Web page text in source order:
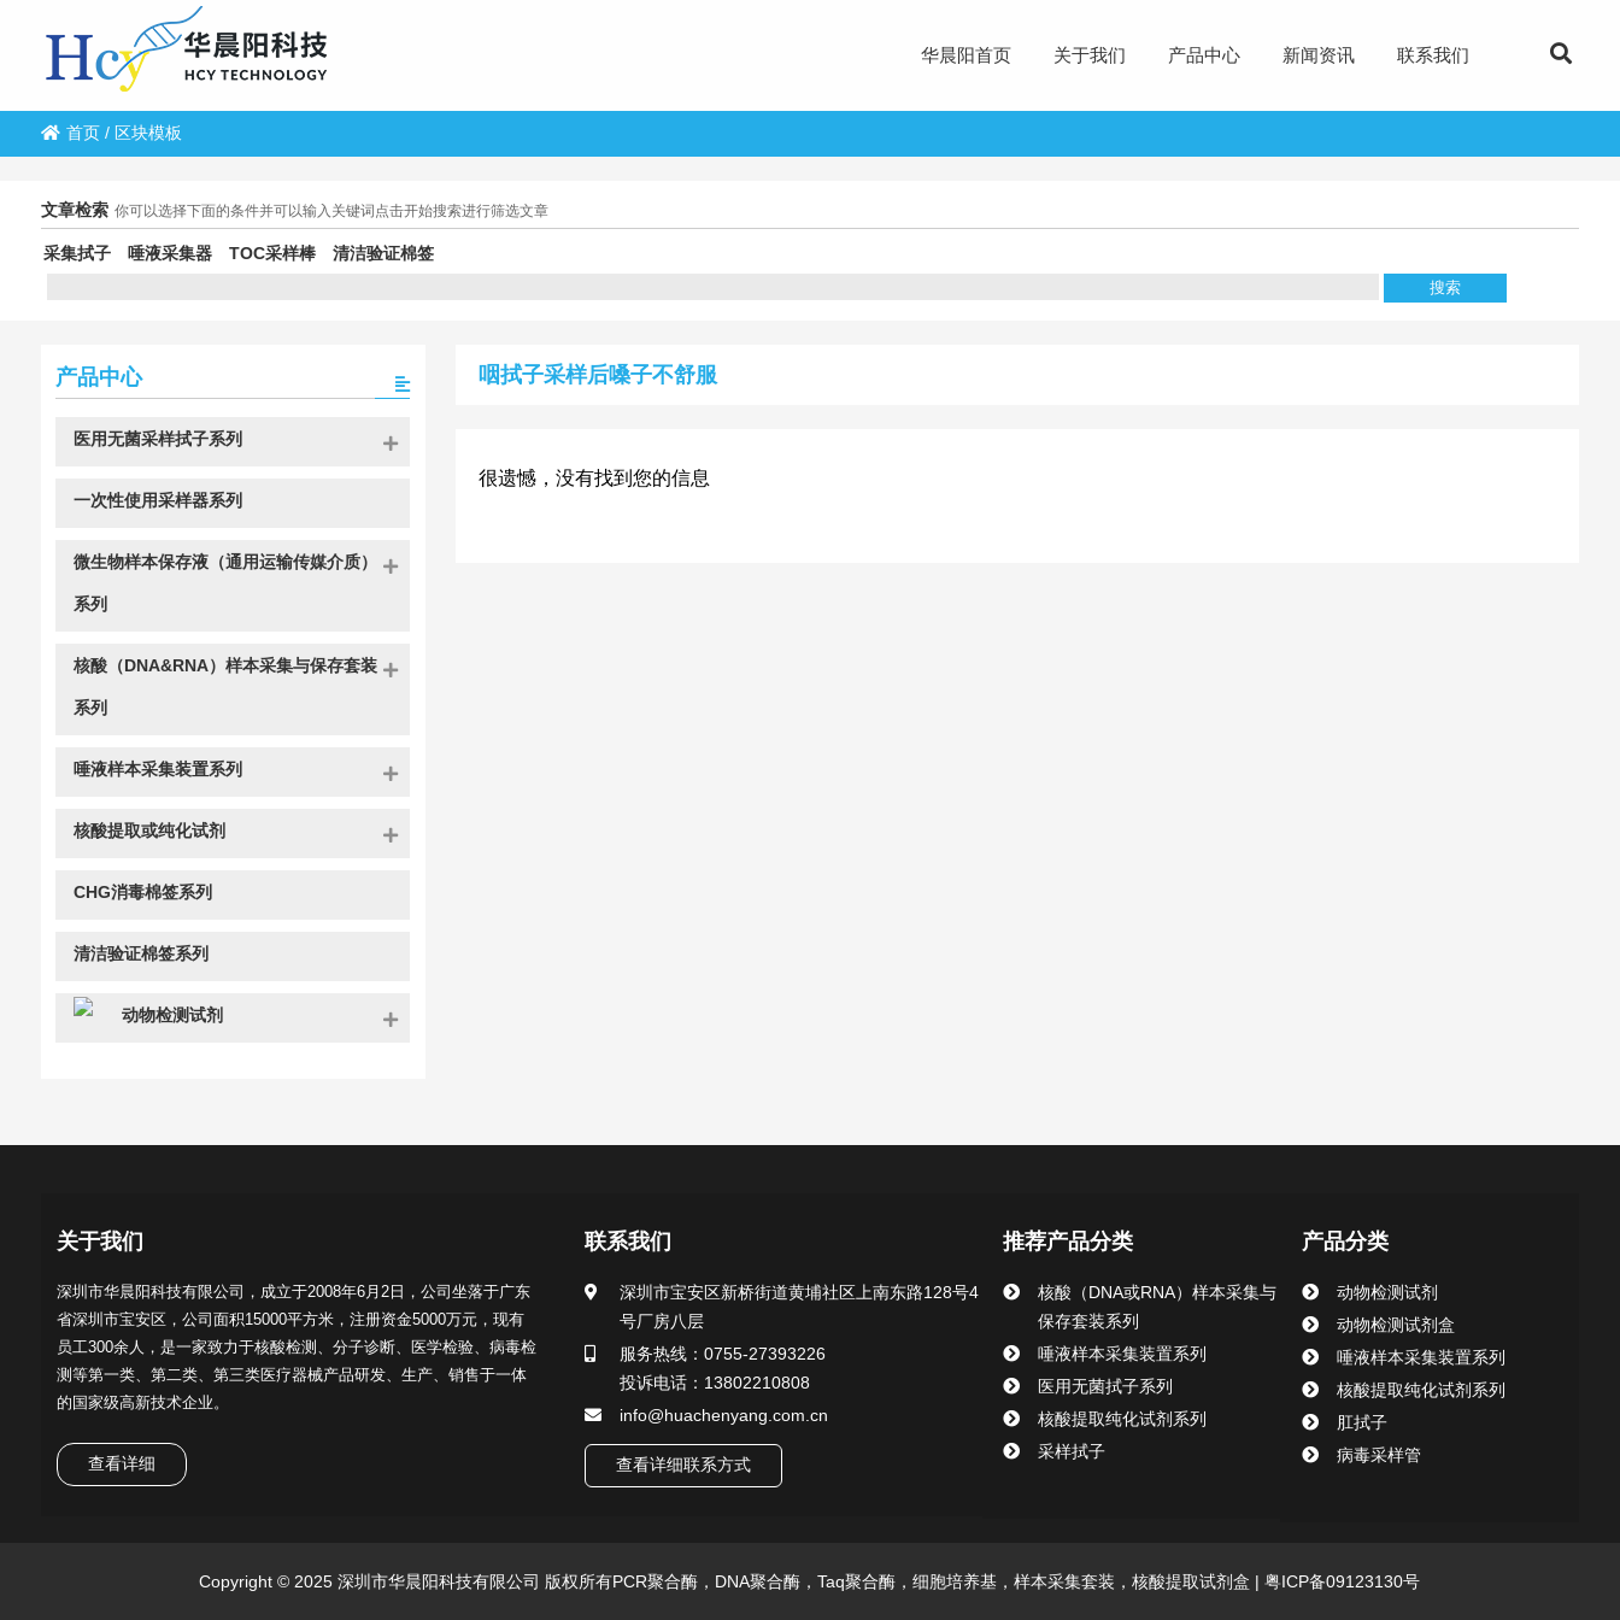
华晨阳首页 关于我们 产品中心 新闻资讯 联系我们
首页/ 区块模板
文章检索 你可以选择下面的条件并可以输入关键词点击开始搜索进行筛选文章
采集拭子 唾液采集器 TOC采样棒 清洁验证棉签
咽拭子采样后嗓子不舒服
很遗憾，没有找到您的信息
产品中心
医用无菌采样拭子系列
一次性使用采样器系列
微生物样本保存液（通用运输传媒介质）
系列
核酸（DNA&RNA）样本采集与保存套装
系列
唾液样本采集装置系列
核酸提取或纯化试剂
CHG消毒棉签系列
清洁验证棉签系列
动物检测试剂
关于我们
深圳市华晨阳科技有限公司，成立于2008年6月2日，公司坐落于广东
省深圳市宝安区，公司面积15000平方米，注册资金5000万元，现有
员工300余人，是一家致力于核酸检测、分子诊断、医学检验、病毒检
测等第一类、第二类、第三类医疗器械产品研发、生产、销售于一体
的国家级高新技术企业。
查看详细
联系我们
深圳市宝安区新桥街道黄埔社区上南东路128号4
号厂房八层
服务热线：0755-27393226
投诉电话：13802210808
info@huachenyang.com.cn
查看详细联系方式
推荐产品分类
核酸（DNA或RNA）样本采集与
保存套装系列
唾液样本采集装置系列
医用无菌拭子系列
核酸提取纯化试剂系列
采样拭子
产品分类
动物检测试剂
动物检测试剂盒
唾液样本采集装置系列
核酸提取纯化试剂系列
肛拭子
病毒采样管
Copyright © 2025 深圳市华晨阳科技有限公司 版权所有PCR聚合酶，DNA聚合酶，Taq聚合酶，细胞培养基，样本采集套装，核酸提取试剂盒 | 粤ICP备09123130号